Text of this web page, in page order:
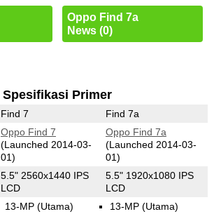
Oppo Find 7a
News (0)
Spesifikasi Primer
Find 7 Find 7a
Oppo Find 7
(Launched 2014-03-
01)
Oppo Find 7a
(Launched 2014-03-
01)
5.5" 2560x1440 IPS
LCD
5.5" 1920x1080 IPS
LCD
13-MP (Utama) 13-MP (Utama)